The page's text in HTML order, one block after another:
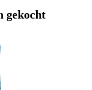
gekocht